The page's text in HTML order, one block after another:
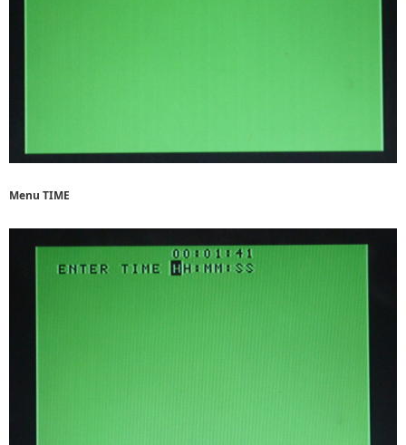
Menu TIME